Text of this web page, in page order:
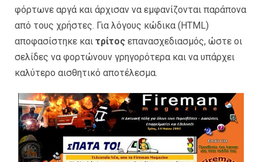
φόρτωνε αργά και άρχισαν να εμφανίζονται παράπονα
από τους χρήστες. Για λόγους κώδικα (HTML)
αποφασίστηκε και τρίτος επανασχεδιασμός, ώστε οι
σελίδες να φορτώνουν γρηγορότερα και να υπάρχει
καλύτερο αισθητικό αποτέλεσμα.